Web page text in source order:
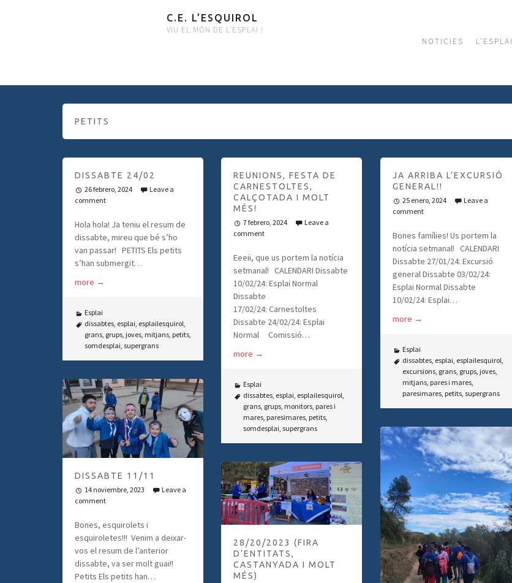
C.E. L’ESQUIROL
VIU EL MÓN DE L'ESPLAI !
NOTICIES
L’ESPLAI
PETITS
DISSABTE 24/02
26 febrero, 2024
Leave a
comment
Hola hola! Ja teniu el resum de
dissabte, mireu que bé s’ho
van passar! PETITS Els petits
s’han submergit…
more →
Esplai
dissabtes, esplai, esplailesquirol,
grans, grups, joves, mitjans, petits,
somdesplai, supergrans
REUNIONS, FESTA DE
CARNESTOLTES,
CALÇOTADA I MOLT
MÉS!
7 febrero, 2024
Leave a
comment
Eeeii, que us portem la notícia
setmanal! CALENDARI Dissabte
10/02/24: Esplai Normal
Dissabte
17/02/24: Carnestoltes
Dissabte 24/02/24: Esplai
Normal Comissió…
more →
Esplai
dissabtes, esplai, esplailesquirol,
grans, grups, monitors, pares i
mares, paresimares, petits,
somdesplai, supergrans
JA ARRIBA L’EXCURSIÓ
GENERAL!!
25 enero, 2024
Leave a
comment
Bones famílies! Us portem la
notícia setmanal! CALENDARI
Dissabte 27/01/24: Excursió
general Dissabte 03/02/24:
Esplai Normal Dissabte
10/02/24: Esplai…
more →
Esplai
dissabtes, esplai, esplailesquirol,
excursions, grans, grups, joves,
mitjans, pares i mares,
paresimares, petits, supergrans
DISSABTE 11/11
14 noviembre, 2023
Leave a
comment
Bones, esquirolets i
esquiroletes!!! Venim a deixar-
vos el resum de l’anterior
dissabte, va ser molt guai!!
Petits Els petits han…
28/20/2023 (FIRA
D’ENTITATS,
CASTANYADA I MOLT
MÉS)